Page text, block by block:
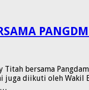
bersama
juga diikuti oleh Wakil
…